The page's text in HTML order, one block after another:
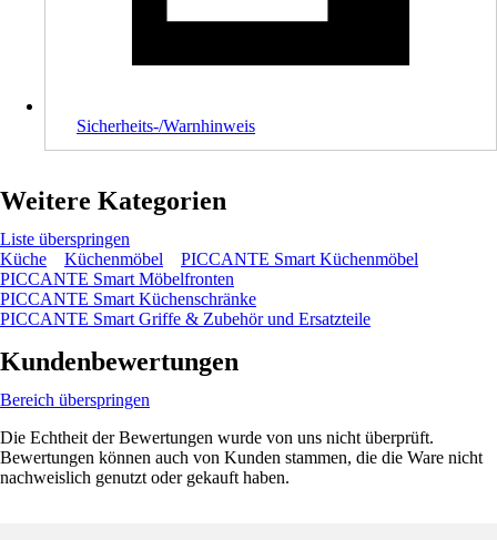
Sicherheits-/Warnhinweis
Weitere Kategorien
Liste überspringen
Küche
Küchenmöbel
PICCANTE Smart Küchenmöbel
PICCANTE Smart Möbelfronten
PICCANTE Smart Küchenschränke
PICCANTE Smart Griffe & Zubehör und Ersatzteile
Kundenbewertungen
Bereich überspringen
Die Echtheit der Bewertungen wurde von uns nicht überprüft.
Bewertungen können auch von Kunden stammen, die die Ware nicht
nachweislich genutzt oder gekauft haben.